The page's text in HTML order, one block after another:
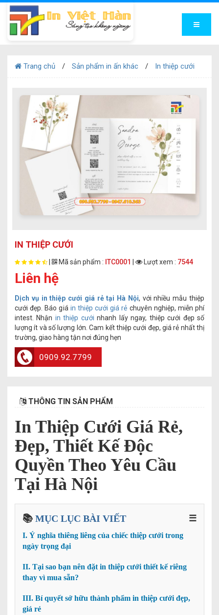
Trang chủ Sản phẩm in ấn khác In thiệp cưới
IN THIỆP CƯỚI
Mã sản phẩm : ITC0001 Lượt xem : 7544
Liên hệ
Dịch vụ in thiệp cưới giá rẻ tại Hà Nội, với nhiều mẫu thiệp
cưới đẹp. Báo giá in thiệp cưới giá rẻ chuyên nghiệp, miễn phí
intest. Nhận in thiệp cưới nhanh lấy ngay, thiệp cưới đẹp số
lượng ít và số lượng lớn. Cam kết thiệp cưới đẹp, giá rẻ nhất thị
trường, giao hàng tận nơi đúng hẹn
0909.92.7799
THÔNG TIN SẢN PHẨM
In Thiệp Cưới Giá Rẻ,
Đẹp, Thiết Kế Độc
Quyền Theo Yêu Cầu
Tại Hà Nội
📚 MỤC LỤC BÀI VIẾT ☰
I. Ý nghĩa thiêng liêng của chiếc thiệp cưới trong
ngày trọng đại
II. Tại sao bạn nên đặt in thiệp cưới thiết kế riêng
thay vì mua sẵn?
III. Bí quyết sở hữu thành phẩm in thiệp cưới đẹp,
giá rẻ